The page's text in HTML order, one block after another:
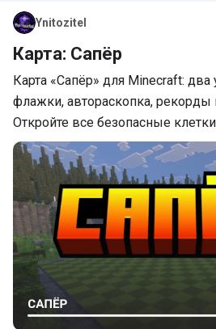
Ynitozitel
Карта: Сапёр
Карта «Сапёр» для Minecraft:
флажки, автораскопка, рекорды
Откройте все безопасные